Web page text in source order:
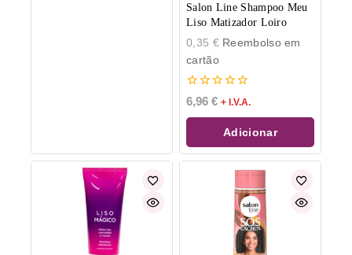
Salon Line Shampoo Meu
Liso Matizador Loiro
0,35 €Reembolso em
cartão
0
de
5
6,96 € + I.V.A.
Adicionar